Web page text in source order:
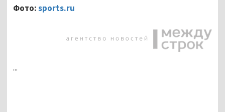
Фото:sports.ru
...